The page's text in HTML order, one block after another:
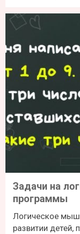
Задачи на
программы
Логическое
развитии детей,